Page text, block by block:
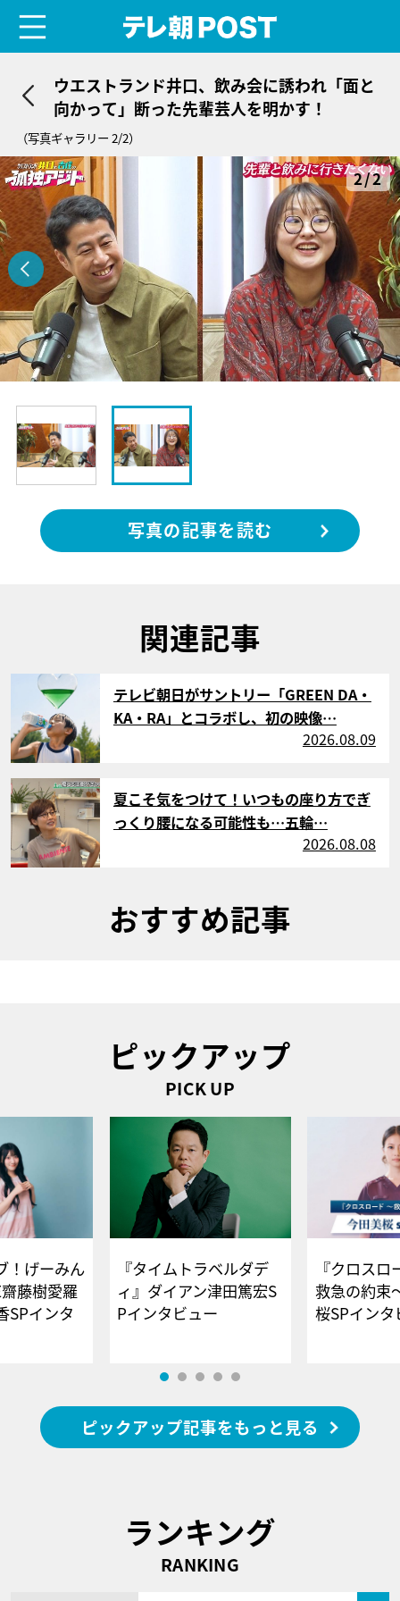
ウエストランド井口、飲み会に誘われ「面と
向かって」断った先輩芸人を明かす！
（写真ギャラリー 2/2）
2/2
写真の記事を読む
関連記事
テレビ朝日がサントリー「GREEN DA・
KA・RA」とコラボし、初の映像…
2026.08.09
サムネイル
夏こそ気をつけて！いつもの座り方でぎ
っくり腰になる可能性も…五輪…
2026.08.08
おすすめ記事
ピックアップ
PICK UP
！げーみん
藤樹愛羅
SPインタ
『タイムトラベルダデ
ィ』ダイアン津田篤宏S
Pインタビュー
『クロス
救急の約束
桜SPイ
ピックアップ記事をもっと見る
ランキング
RANKING